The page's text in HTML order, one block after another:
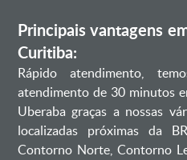
Principais vantagens
Curitiba:
Rápido atendimento,
atendimento de 30 minutos
Uberaba graças a nossas
localizadas próximas da
Contorno Norte, Contorno